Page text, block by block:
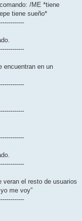
/ME *tiene
tiene sueño*
encuentran en un
el resto de usuarios
me voy”